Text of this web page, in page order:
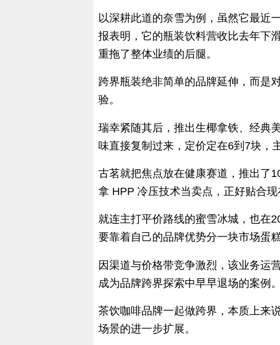
以深耕此道的奈雪为例，虽然它最近
报表明，它的瓶装饮料营收比去年下
重拖了整体业绩的后腿。
跨界瓶装绝非简单的品牌延伸，而是
验。
瑞幸紧随其后，推出生椰拿铁、经典
味直接复制过来，定价定在6到7块，
古茗就把焦点放在健康赛道，推出了
拿 HPP 冷压技术当卖点，正好贴合现
就连主打平价路线的蜜雪冰城，也在
要靠着自己的品牌优势分一块市场蛋糕
因渠道与价格带竞争激烈，该业务运
成为品牌跨界探索中早早退场的案例。
茶饮咖啡品牌一起做跨界，本质上来
场景的进一步扩展。